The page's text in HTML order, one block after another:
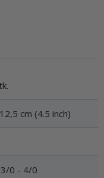
cm (4.5 inch)
3/0 - 4/0